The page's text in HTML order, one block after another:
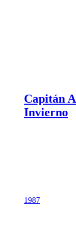
Capitán
Invierno
1987